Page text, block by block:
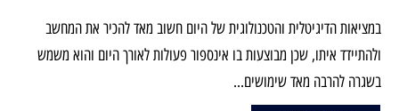
במציאות הדיגיטלית והטכנולוגית של היום חשוב מאד להכיר את המחשב
ולהתיידד איתו, שכן מבוצעות בו אינספור פעולות לאורך היום והוא משמש
בשגרה להרבה מאד שימושים...